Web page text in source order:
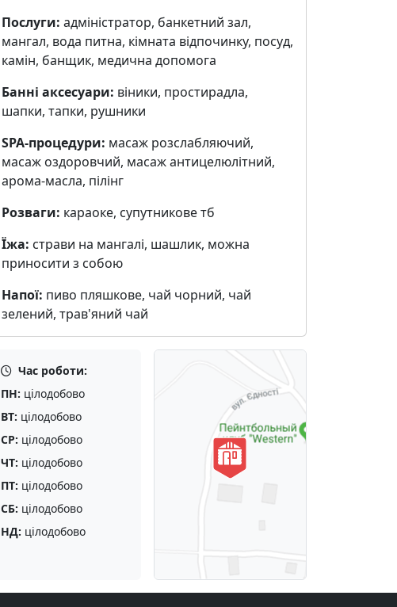
Послуги: адміністратор, банкетний зал,
мангал, вода питна, кімната відпочинку, посуд,
камін, банщик, медична допомога
Банні аксесуари: віники, простирадла,
шапки, тапки, рушники
SPA-процедури: масаж розслабляючий,
масаж оздоровчий, масаж антицелюлітний,
арома-масла, пілінг
Розваги: караоке, cупутникове тб
Їжа: страви на мангалі, шашлик, можна
приносити з собою
Напої: пиво пляшкове, чай чорний, чай
зелений, трав'яний чай
Час роботи:
ПН: цілодобово
ВТ: цілодобово
СР: цілодобово
ЧТ: цілодобово
ПТ: цілодобово
СБ: цілодобово
НД: цілодобово